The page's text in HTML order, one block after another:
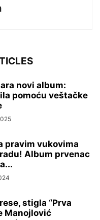
novi album:
pomoću veštačke
pravim vukovima
Album prvenac
stigla “Prva
Manojlović